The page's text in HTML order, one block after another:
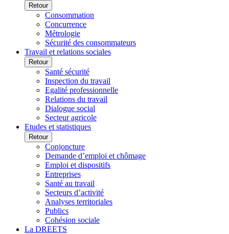
Retour
Consommation
Concurrence
Métrologie
Sécurité des consommateurs
Travail et relations sociales
Retour
Santé sécurité
Inspection du travail
Egalité professionnelle
Relations du travail
Dialogue social
Secteur agricole
Etudes et statistiques
Retour
Conjoncture
Demande d’emploi et chômage
Emploi et dispositifs
Entreprises
Santé au travail
Secteurs d’activité
Analyses territoriales
Publics
Cohésion sociale
La DREETS